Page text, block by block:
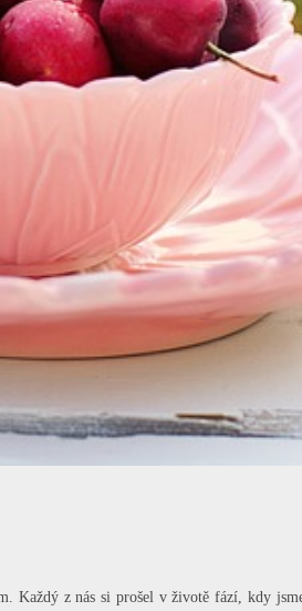
Každý z nás si prošel v životě fází, kdy